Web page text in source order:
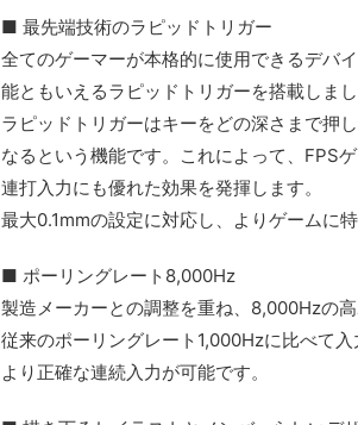
■ 最先端技術のラピッドトリガー
全てのゲーマーが本格的に使用できるデバ
能ともいえるラピッドトリガーを搭載しまし
ラピッドトリガーはキーをどの深さまで押
なるという機能です。これによって、FPS
連打入力にも優れた効果を発揮します。
最大0.1mmの設定に対応し、よりゲームに
■ ポーリングレート8,000Hz
製造メーカーとの調整を重ね、8,000Hzの
従来のポーリングレート1,000Hzに比べて
より正確な連続入力が可能です。